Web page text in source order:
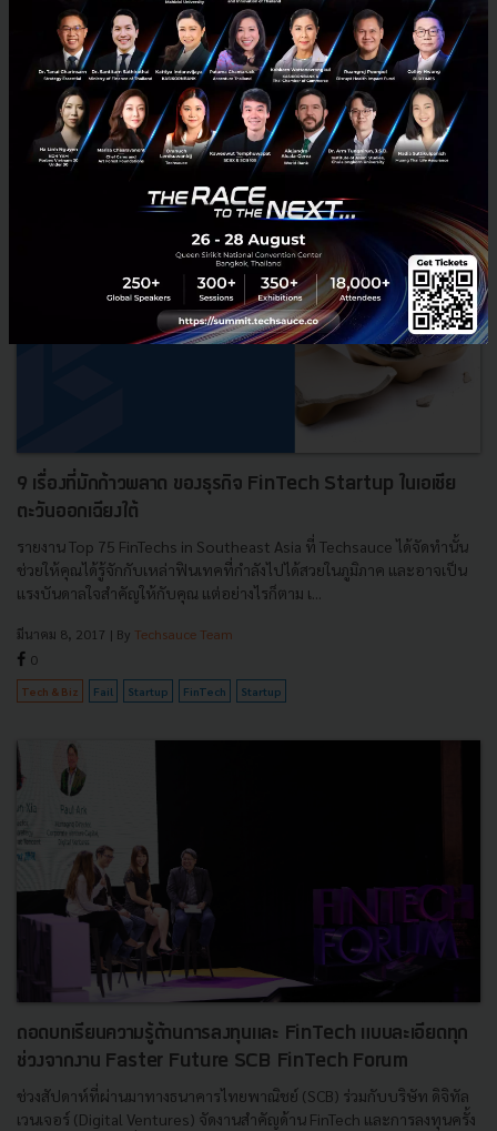
หลายๆ ท่านอาจได้ทราบเรื่องกันแล้วว่า กรมการขนส่งทางบกของเรา ระบุ
ว่าแอปอย่าง Uber นั้นผิดกฏหมาย ล่าสุดถึงขั้นว่าจะใช้ม.44 เตรียมปิด Uber
ในไทย กลายเป็นข่าวฮอตประจำไทม์ไลน์เมื่อวันอั...
มีนาคม 10, 2017 | ByTechsauce Team
Tech & Biz Uber Report Didi Chuxing
9 เรื่องที่มักก้าวพลาด ของธุรกิจ FinTech Startup ในเอเชีย
ตะวันออกเฉียงใต้
รายงาน Top 75 FinTechs in Southeast Asia ที่ Techsauce ได้จัดทำนั้น
ช่วยให้คุณได้รู้จักกับเหล่าฟินเทคที่กำลังไปได้สวยในภูมิภาค และอาจเป็น
แรงบันดาลใจสำคัญให้กับคุณ แต่อย่างไรก็ตาม เ...
มีนาคม 8, 2017 | By Techsauce Team
0
Tech & Biz Fail Startup FinTech Startup
ถอดบทเรียนความรู้ด้านการลงทุนและ FinTech แบบละเอียดทุก
ช่วงจากงาน Faster Future SCB FinTech Forum
ช่วงสัปดาห์ที่ผ่านมาทางธนาคารไทยพาณิชย์ (SCB) ร่วมกับบริษัท ดิจิทัล
เวนเจอร์ (Digital Ventures) จัดงานสำคัญด้าน FinTech และการลงทุนครั้ง